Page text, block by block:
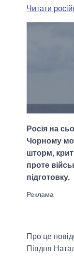
МЕРИ
Читати
Росія на
Чорному
шторм,
проте
підготовку.
Про це
Півдня